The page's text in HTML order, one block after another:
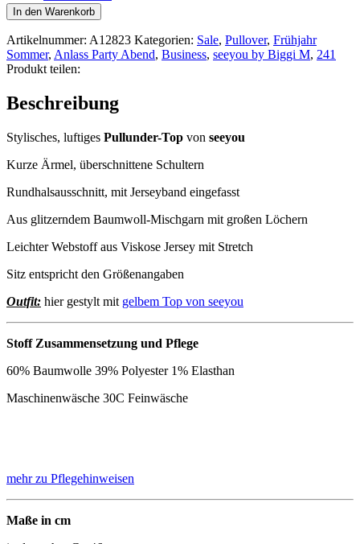
seeyou
Pullunder-
Top
gold
Netz
In den Warenkorb
Artikelnummer: A12823 Kategorien: Sale, Pullover, Frühjahr
Sommer, Anlass Party Abend, Business, seeyou by Biggi M, 241
Produkt teilen:
Beschreibung
Stylisches, luftiges Pullunder-Top von seeyou
Kurze Ärmel, überschnittene Schultern
Rundhalsausschnitt, mit Jerseyband eingefasst
Aus glitzerndem Baumwoll-Mischgarn mit großen Löchern
Leichter Webstoff aus Viskose Jersey mit Stretch
Sitz entspricht den Größenangaben
Outfit: hier gestylt mit gelbem Top von seeyou
Stoff Zusammensetzung und Pflege
60% Baumwolle 39% Polyester 1% Elasthan
Maschinenwäsche 30C Feinwäsche
mehr zu Pflegehinweisen
Maße in cm